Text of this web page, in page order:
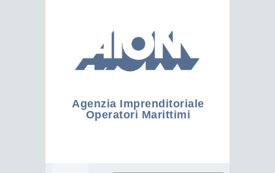
Agenzia Imprenditoriale
Operatori Marittimi